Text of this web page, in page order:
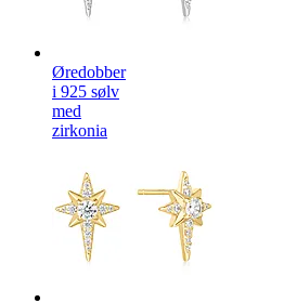
Øredobber
i 925 sølv
med
zirkonia